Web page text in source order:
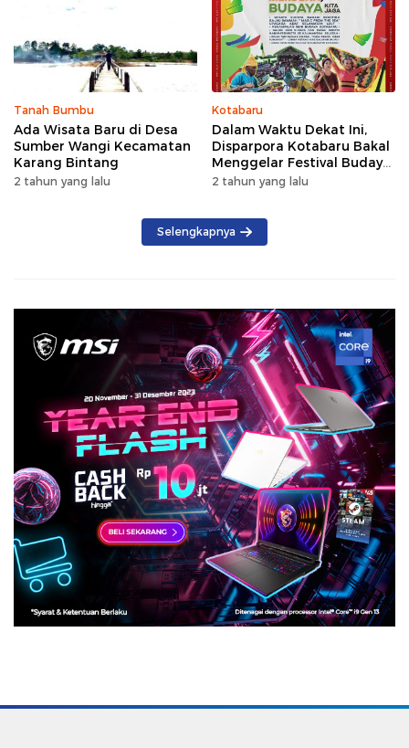
Tanah Bumbu
Ada Wisata Baru di Desa
Sumber Wangi Kecamatan
Karang Bintang
2 tahun yang lalu
Kotabaru
Dalam Waktu Dekat Ini,
Disparpora Kotabaru Bakal
Menggelar Festival Budaya
Saijaan 2024
2 tahun yang lalu
Selengkapnya